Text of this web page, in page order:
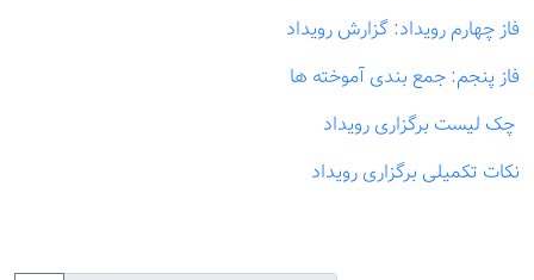
فاز چهارم رویداد: گزارش رویداد
فاز پنجم: جمع بندی آموخته ها
چک لیست برگزاری رویداد
نکات تکمیلی برگزاری رویداد